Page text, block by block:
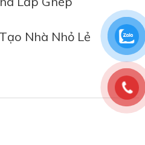
Nhà Nhỏ Lẻ